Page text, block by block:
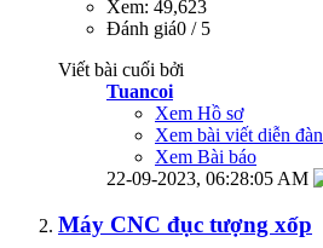
Xem: 49,623
Đánh giá0 / 5
Viết bài cuối bởi
Tuancoi
Xem Hồ sơ
Xem bài viết diễn đàn
Xem Bài báo
22-09-2023, 06:28:05 AM
Máy CNC đục tượng xốp